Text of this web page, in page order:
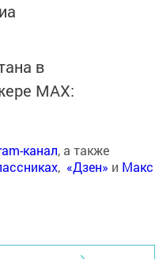
в
MАХ:
канал, а также
, «Дзен» и Макс